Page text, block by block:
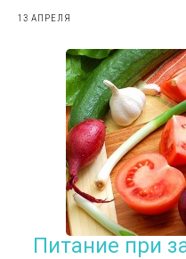
13 АПРЕЛЯ
Питание при